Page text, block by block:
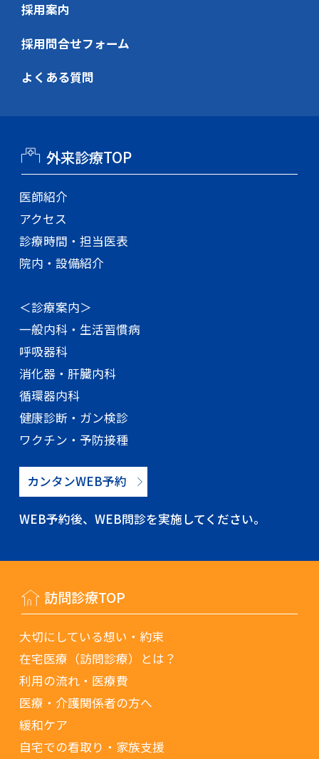
採用案内
採用問合せフォーム
よくある質問
外来診療TOP
医師紹介
アクセス
診療時間・担当医表
院内・設備紹介
＜診療案内＞
一般内科・生活習慣病
呼吸器科
消化器・肝臓内科
循環器内科
健康診断・ガン検診
ワクチン・予防接種
カンタンWEB予約
WEB予約後、WEB問診を実施してください。
訪問診療TOP
大切にしている想い・約束
在宅医療（訪問診療）とは？
利用の流れ・医療費
医療・介護関係者の方へ
緩和ケア
自宅での看取り・家族支援